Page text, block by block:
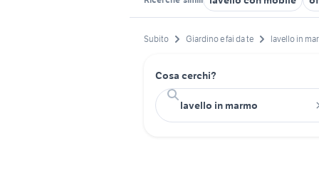
Subito Giardino e fai da te lavello in
Cosa cerchi?